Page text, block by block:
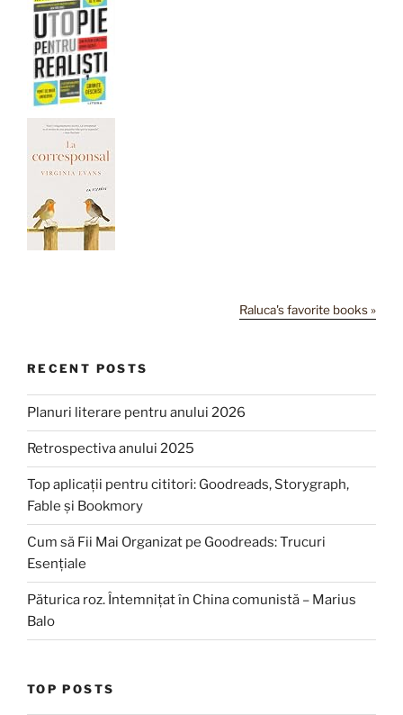
Raluca's favorite books »
RECENT POSTS
Planuri literare pentru anului 2026
Retrospectiva anului 2025
Top aplicații pentru cititori: Goodreads, Storygraph,
Fable și Bookmory
Cum să Fii Mai Organizat pe Goodreads: Trucuri
Esențiale
Păturica roz. Întemnițat în China comunistă – Marius
Balo
TOP POSTS